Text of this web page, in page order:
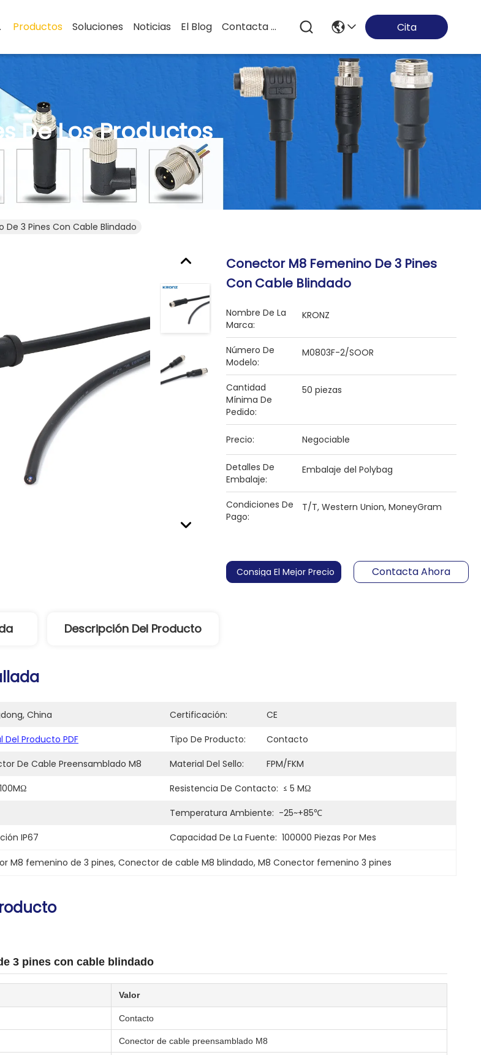
Productos Soluciones Noticias El Blog Contacta Con Nosotros Cita
De Los Productos
3 Pines Con Cable Blindado
Conector M8 Femenino De 3 Pines
Con Cable Blindado
Nombre De La
Marca:
KRONZ
Número De
Modelo:
M0803F-2/SOOR
Cantidad
Mínima De
Pedido:
50 piezas
Precio: Negociable
Detalles De
Embalaje:
Embalaje del Polybag
Condiciones De
Pago:
T/T, Western Union, MoneyGram
Consiga El Mejor Precio Contacta Ahora
Descripción Del Producto
China Certificación:
CE
Del Producto PDF Tipo De Producto:
Contacto
De Cable Preensamblado M8 Material Del Sello:
FPM/FKM
Resistencia De Contacto: ≤ 5 MΩ
Temperatura Ambiente: -25~+85℃
IP67 Capacidad De La Fuente: 100000 Piezas Por Mes
M8 femenino de 3 pines, Conector de cable M8 blindado, M8 Conector femenino 3 pines
3 pines con cable blindado
Valor
Contacto
Conector de cable preensamblado M8